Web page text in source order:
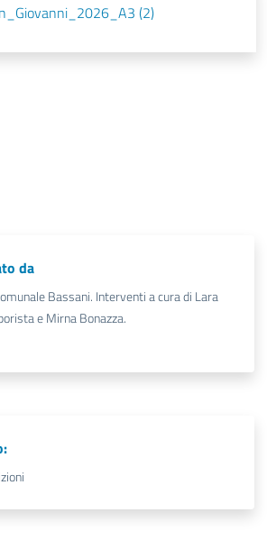
(2)
da
Bassani. Interventi a cura di Lara
e Mirna Bonazza.